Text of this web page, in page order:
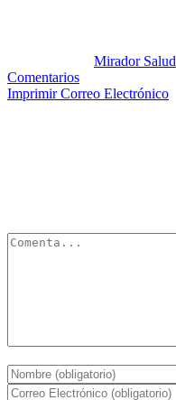
Mirador Salud
Comentarios
Imprimir Correo Electrónico